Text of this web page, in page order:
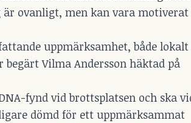
ovanligt, men kan vara
uppmärksamhet, både lokalt
Vilma Andersson häktad på
fynd vid brottsplatsen och ska
dömd för ett uppmärksammat